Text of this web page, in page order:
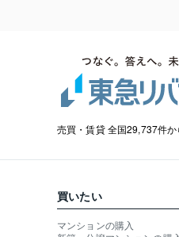
売買・賃貸 全国29,737件
買いたい
マンションの購入